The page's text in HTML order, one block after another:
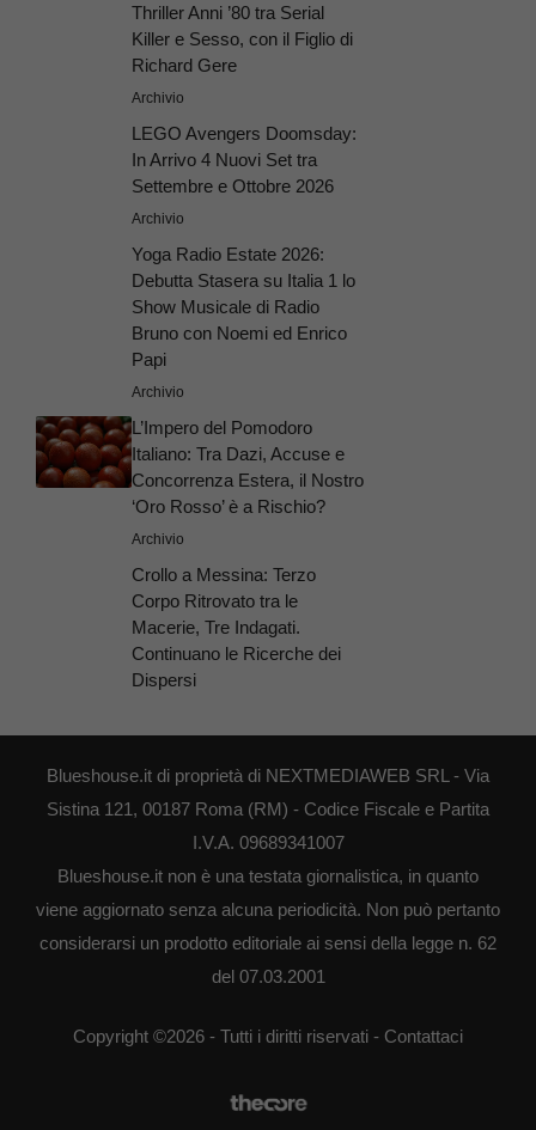
Thriller Anni ’80 tra Serial
Killer e Sesso, con il Figlio di
Richard Gere
Archivio
LEGO Avengers Doomsday:
In Arrivo 4 Nuovi Set tra
Settembre e Ottobre 2026
Archivio
Yoga Radio Estate 2026:
Debutta Stasera su Italia 1 lo
Show Musicale di Radio
Bruno con Noemi ed Enrico
Papi
Archivio
L’Impero del Pomodoro
Italiano: Tra Dazi, Accuse e
Concorrenza Estera, il Nostro
‘Oro Rosso’ è a Rischio?
Archivio
Crollo a Messina: Terzo
Corpo Ritrovato tra le
Macerie, Tre Indagati.
Continuano le Ricerche dei
Dispersi
Blueshouse.it di proprietà di NEXTMEDIAWEB SRL - Via
Sistina 121, 00187 Roma (RM) - Codice Fiscale e Partita
I.V.A. 09689341007
Blueshouse.it non è una testata giornalistica, in quanto
viene aggiornato senza alcuna periodicità. Non può pertanto
considerarsi un prodotto editoriale ai sensi della legge n. 62
del 07.03.2001
Copyright ©2026 - Tutti i diritti riservati - Contattaci